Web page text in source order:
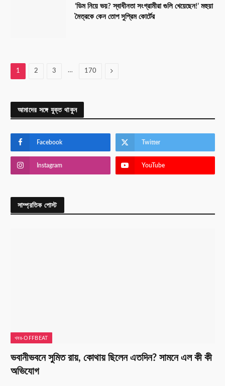
‘ডিম নিয়ে ভয়? স্বাধীনতা সংগ্রামীরা গুলি খেয়েছেন!’ মহুয়া
মৈত্রকে কেন তোপ সুপ্রিম কোর্টের
1 2 3 … 170 Next
আমাদের সঙ্গে যুক্ত থাকুন
Facebook Twitter
Instagram YouTube
সাম্প্রতিক পোস্ট
খবর-OFFBEAT
ভবানীভবনে সুমিত রায়, কোথায় ছিলেন এতদিন? সামনে এল কী কী
অভিযোগ